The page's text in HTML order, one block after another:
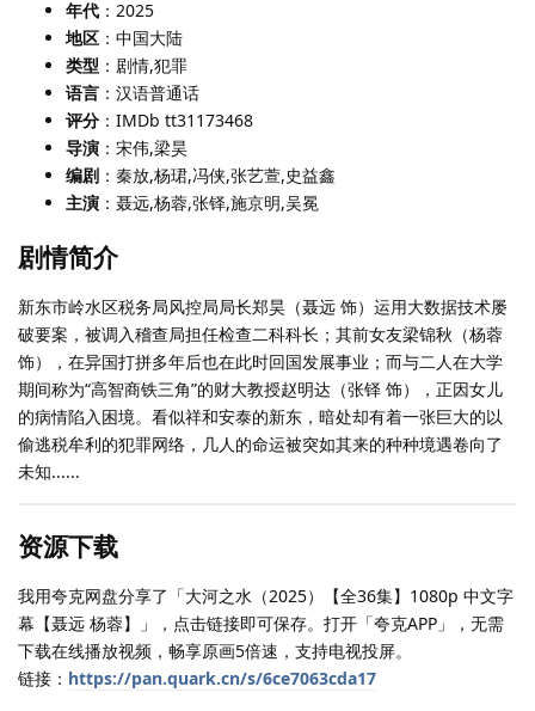
年代 ：2025
地区 ：中国大陆
类型 ：剧情,犯罪
语言 ：汉语普通话
评分 ：IMDb tt31173468
导演 ：宋伟,梁昊
编剧 ：秦放,杨珺,冯侠,张艺萱,史益鑫
主演 ：聂远,杨蓉,张铎,施京明,吴冕
剧情简介
新东市岭水区税务局风控局局长郑昊（聂远 饰）运用大数据技术屡
破要案，被调入稽查局担任检查二科科长；其前女友梁锦秋（杨蓉
饰），在异国打拼多年后也在此时回国发展事业；而与二人在大学
期间称为“高智商铁三角”的财大教授赵明达（张铎 饰），正因女儿
的病情陷入困境。看似祥和安泰的新东，暗处却有着一张巨大的以
偷逃税牟利的犯罪网络，几人的命运被突如其来的种种境遇卷向了
未知......
资源下载
我用夸克网盘分享了「大河之水（2025）【全36集】1080p 中文字
幕【聂远 杨蓉】」，点击链接即可保存。打开「夸克APP」，无需
下载在线播放视频，畅享原画5倍速，支持电视投屏。
链接： https://pan.quark.cn/s/6ce7063cda17